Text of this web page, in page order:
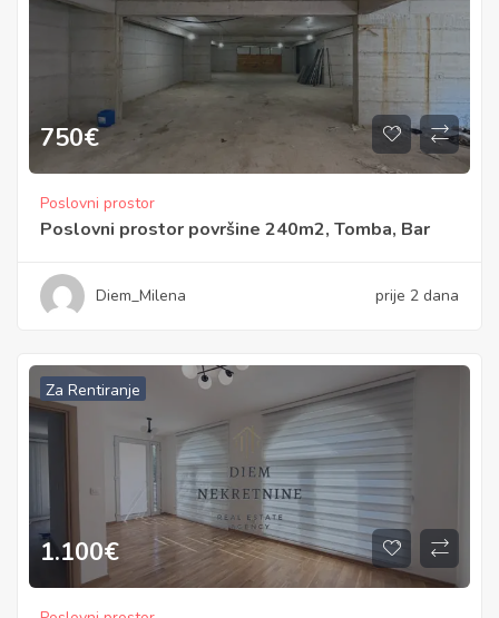
750€
Poslovni prostor
Poslovni prostor površine 240m2, Tomba, Bar
Diem_Milena prije 2 dana
Za Rentiranje
1.100€